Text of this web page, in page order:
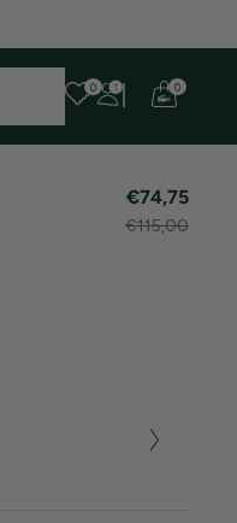
0 0
€74,75
€115,00